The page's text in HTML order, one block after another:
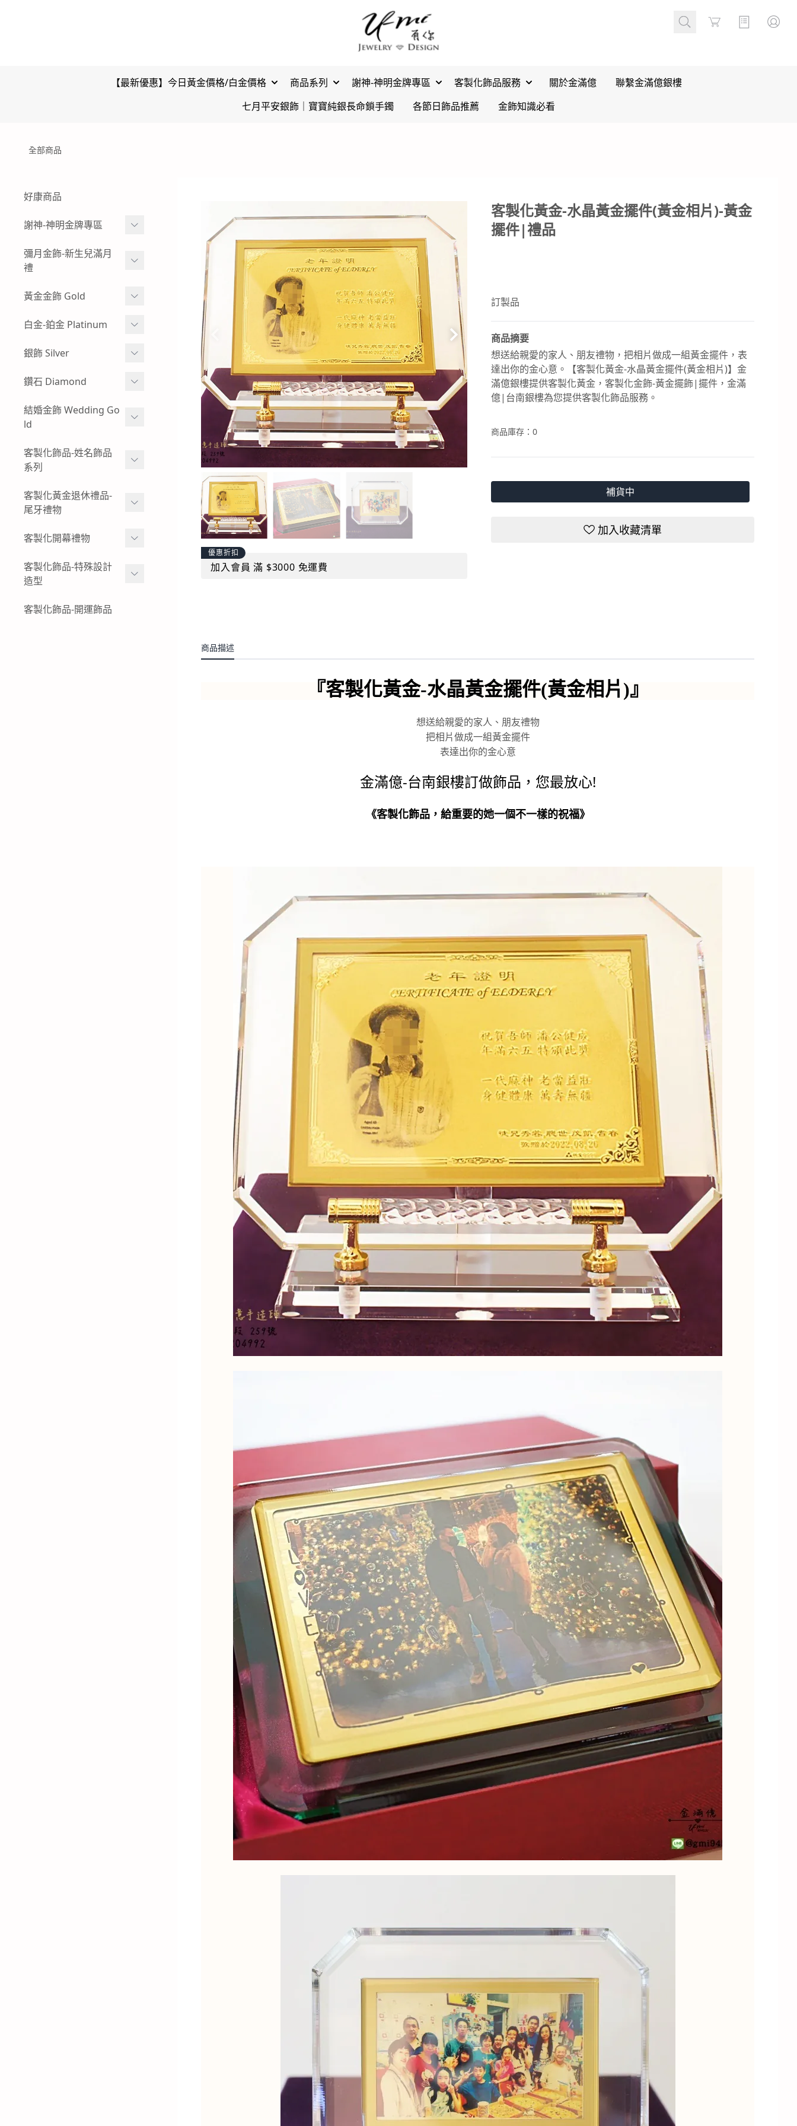
Cart
【最新優惠】今日黃金價格/白金價格 商品系列 謝神-神明金牌專區 客製化飾品服務 關於金滿億
聯繫金滿億銀樓
七月平安銀飾｜寶寶純銀長命鎖手鐲
各節日飾品推薦 金飾知識必看
全部商品
好康商品
謝神-神明金牌專區
雙面壓克力浮字款-神明金
牌
玻璃框、木框樣式-黃金神
明金牌
其他特殊樣式-黃金神明金
項鍊
彌月金飾-新生兒滿月
禮
彌月金飾 生肖
彌月金飾 手鍊
彌月金飾 項鍊
彌月金飾 禮盒
黃金金飾 Gold
蠶絲蠟線系列
黃金耳環
黃金金塊-黃金擺飾
男生黃金手鍊-黃金手環
女生黃金手鍊-黃金手環
男生黃金項鍊
女生黃金項鍊
女生黃金小套鍊
黃金墜子-黃金吊墜
女生黃金戒指
白金-鉑金 Platinum
白金耳環
男生白金項鍊
白金手鍊-手環
白金戒指-對戒
銀飾 Silver
小朋友純銀手環
小朋友純銀手鍊
純銀墜飾
男生純銀項鍊
鑽石 Diamond
鑽石手鍊
鑽石戒指
鑽石項鍊-鑽石墜飾
商品
結婚金飾 Wedding Go
ld
結婚金飾套組-寬面款
結婚金飾套組-幸運草
結婚金飾套組-愛心
結婚金飾套組-花草
結婚金飾套組-蝴蝶
結婚金飾套組-龍鳳
客製化飾品-姓名飾品
系列
黃金姓名項鍊-墜飾
黃金姓名手鍊
黃金姓名戒指
K金與白金姓名項鍊-墜飾-
戒指
純銀姓名項鍊-墜飾-戒指
客製化黃金退休禮品-
尾牙禮物
金幣
黃金水晶擺件
黃金木框擺件
黃金獎狀-絨沙金立體擺件
客製化開幕禮物
黃金擺件-絨沙金擺件
公司logo 品牌
現貨商品-黃金擺飾
客製化飾品-特殊設計
造型
特殊客製化飾品-黃金鑰匙
客製化飾品-開運飾品
優惠折扣
加入會員 滿 $3000 免運費
客製化黃金-水晶黃金擺件(黃金相片)-黃金
擺件|禮品
訂製品
商品摘要
想送給親愛的家人、朋友禮物，把相片做成一組黃金擺件，表
達出你的金心意。【客製化黃金-水晶黃金擺件(黃金相片)】金
滿億銀樓提供客製化黃金，客製化金飾-黃金擺飾|擺件，金滿
億|台南銀樓為您提供客製化飾品服務。
商品庫存：0
補貨中
加入收藏清單
商品描述
『客製化黃金-水晶黃金擺件(黃金相片)』
想送給親愛的家人、朋友禮物
把相片做成一組黃金擺件
表達出你的金心意
金滿億-台南銀樓訂做飾品，您最放心!
《客製化飾品，給重要的她一個不一樣的祝福》